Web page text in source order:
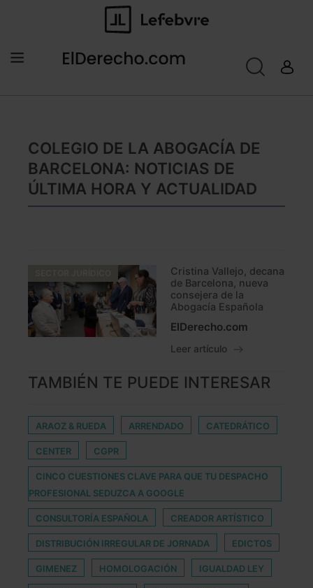
COLEGIO DE LA ABOGACÍA DE
BARCELONA: NOTICIAS DE
ÚLTIMA HORA Y ACTUALIDAD
Cristina Vallejo, decana
de Barcelona, nueva
consejera de la
Abogacía Española
ElDerecho.com
Leer artículo
TAMBIÉN TE PUEDE INTERESAR
ARAOZ & RUEDA ARRENDADO CATEDRÁTICO
CENTER CGPR
CINCO CUESTIONES CLAVE PARA QUE TU DESPACHO
PROFESIONAL SEDUZCA A GOOGLE
CONSULTORÍA ESPAÑOLA CREADOR ARTÍSTICO
DISTRIBUCIÓN IRREGULAR DE JORNADA EDICTOS
GIMENEZ HOMOLOGACIÓN IGUALDAD LEY